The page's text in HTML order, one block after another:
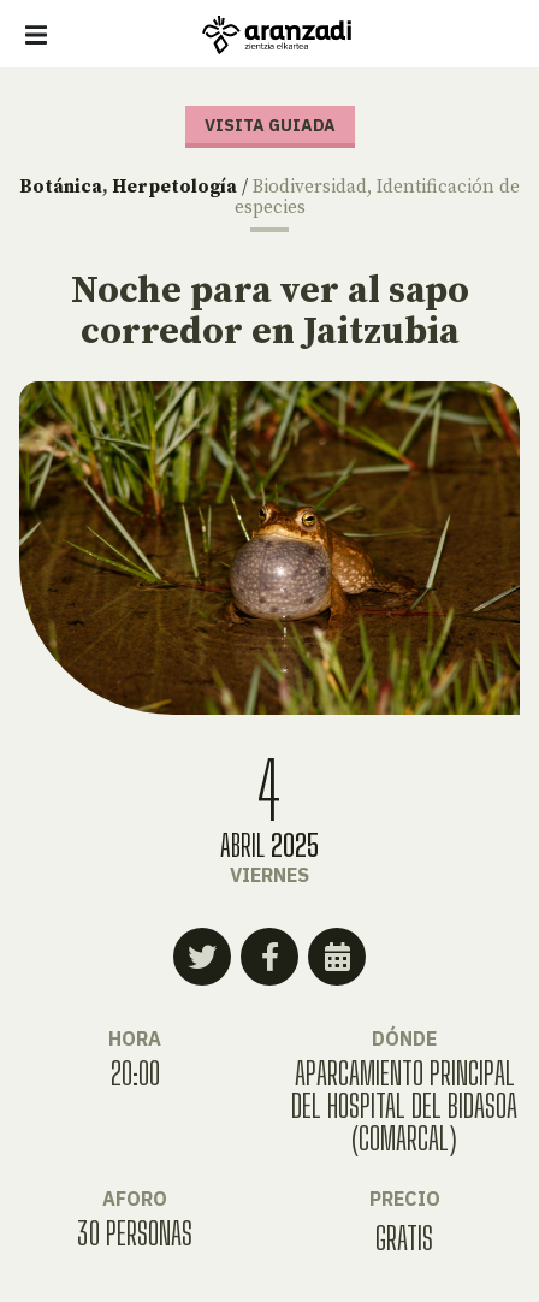
VISITA GUIADA
Botánica, Herpetología / Biodiversidad, Identificación de
especies
Noche para ver al sapo
corredor en Jaitzubia
4
ABRIL 2025
VIERNES
HORA
20:00
DÓNDE
APARCAMIENTO PRINCIPAL
DEL HOSPITAL DEL BIDASOA
(COMARCAL)
AFORO
30 PERSONAS
PRECIO
GRATIS